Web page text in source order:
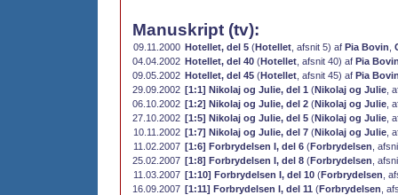
Manuskript (tv):
09.11.2000 Hotellet, del 5 (Hotellet , afsnit 5) af Pia Bovin
04.04.2002 Hotellet, del 40 (Hotellet , afsnit 40) af Pia
09.05.2002 Hotellet, del 45 (Hotellet , afsnit 45) af Pia
29.09.2002 [1:1] Nikolaj og Julie, del 1 (Nikolaj og Julie ,
06.10.2002 [1:2] Nikolaj og Julie, del 2 (Nikolaj og Julie ,
27.10.2002 [1:5] Nikolaj og Julie, del 5 (Nikolaj og Julie ,
10.11.2002 [1:7] Nikolaj og Julie, del 7 (Nikolaj og Julie ,
11.02.2007 [1:6] Forbrydelsen I, del 6 (Forbrydelsen ,
25.02.2007 [1:8] Forbrydelsen I, del 8 (Forbrydelsen ,
11.03.2007 [1:10] Forbrydelsen I, del 10 (Forbrydelsen ,
16.09.2007 [1:11] Forbrydelsen I, del 11 (Forbrydelsen ,